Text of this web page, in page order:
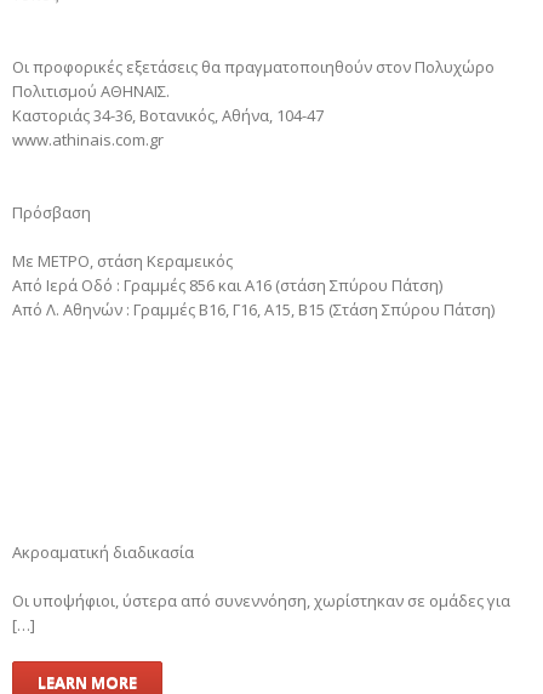
Οι προφορικές εξετάσεις θα πραγματοποιηθούν στον Πολυχώρο
Πολιτισμού ΑΘΗΝΑΪΣ.
Καστοριάς 34-36, Βοτανικός, Αθήνα, 104-47
www.athinais.com.gr
Πρόσβαση
Με ΜΕΤΡΟ, στάση Κεραμεικός
Από Ιερά Οδό : Γραμμές 856 και Α16 (στάση Σπύρου Πάτση)
Από Λ. Αθηνών : Γραμμές Β16, Γ16, Α15, Β15 (Στάση Σπύρου Πάτση)
Ακροαματική διαδικασία
Οι υποψήφιοι, ύστερα από συνεννόηση, χωρίστηκαν σε ομάδες για
[…]
LEARN MORE